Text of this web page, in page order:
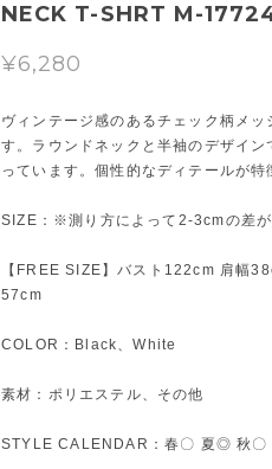
NECK T-SHRT M-
¥6,280
ヴィンテージ感のあるチェック柄メ
す。ラウンドネックと半袖のデザイ
っています。個性的なディテールが特
SIZE：※測り方によって2-3cmの差が
【FREE SIZE】バスト122cm 肩幅
57cm
COLOR：Black、White
素材：ポリエステル、その他
STYLE CALENDAR：春〇 夏◎ 秋